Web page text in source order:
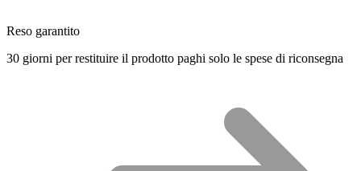
Reso garantito
30 giorni per restituire il prodotto paghi solo le spese di riconsegna